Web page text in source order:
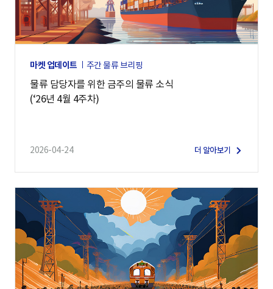
마켓 업데이트 주간 물류 브리핑
물류 담당자를 위한 금주의 물류 소식
(‘26년 4월 4주차)
2026-04-24 더 알아보기